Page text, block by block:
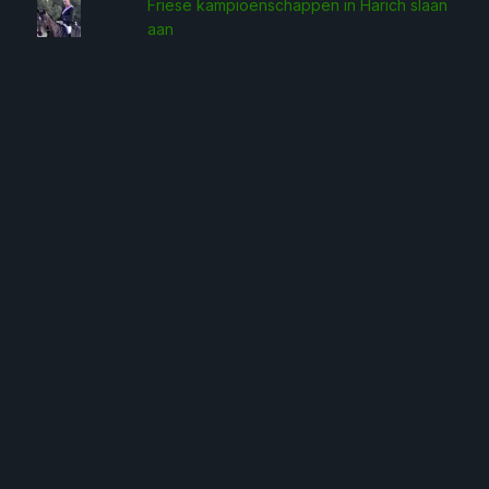
Friese kampioenschappen in Harich slaan
aan